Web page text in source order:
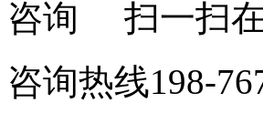
扫一扫
咨询热线198-